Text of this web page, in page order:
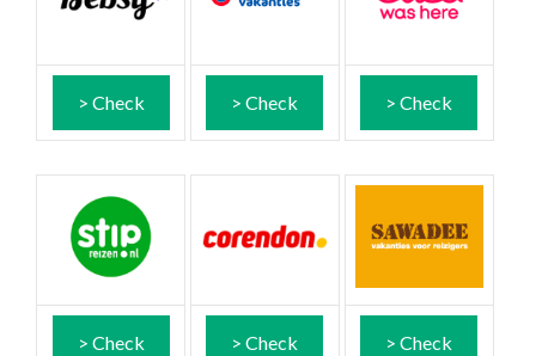
> Check > Check > Check
> Check > Check > Check